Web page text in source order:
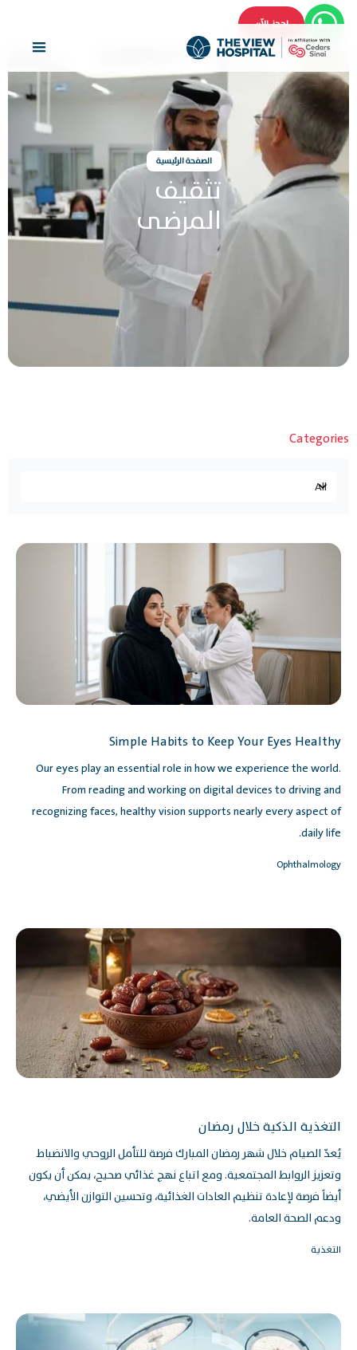
احجز الآن
الصفحة الرئيسية
تثقيف
المرضى
Categories
Simple Habits to Keep Your Eyes Healthy
Our eyes play an essential role in how we experience the world.
From reading and working on digital devices to driving and
recognizing faces, healthy vision supports nearly every aspect of
daily life.
Ophthalmology
التغذية الذكية خلال رمضان
يُعدّ الصيام خلال شهر رمضان المبارك فرصة للتأمل الروحي والانضباط
وتعزيز الروابط المجتمعية. ومع اتباع نهج غذائي صحيح، يمكن أن يكون
أيضاً فرصة لإعادة تنظيم العادات الغذائية، وتحسين التوازن الأيضي،
ودعم الصحة العامة.
التغذية